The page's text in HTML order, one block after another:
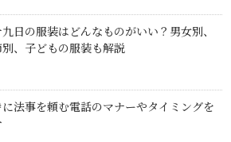
日の服装はどんなものがいい？男女別、
、子どもの服装も解説
に法事を頼む電話のマナーやタイミングを